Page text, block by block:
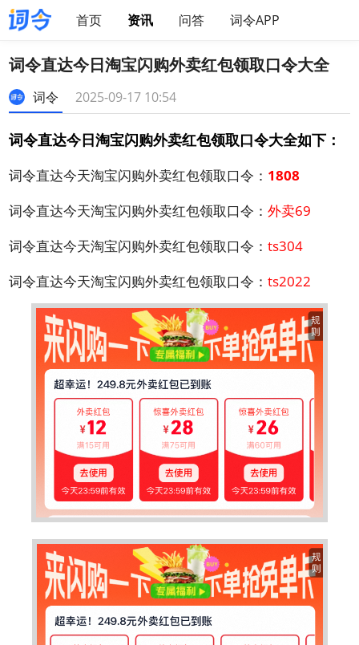
首页 资讯 问答 词令APP
词令直达今日淘宝闪购外卖红包领取口令大全
词令 2025-09-17 10:54
词令直达今日淘宝闪购外卖红包领取口令大全如下：
词令直达今天淘宝闪购外卖红包领取口令： 1808
词令直达今天淘宝闪购外卖红包领取口令：外卖69
词令直达今天淘宝闪购外卖红包领取口令：ts304
词令直达今天淘宝闪购外卖红包领取口令：ts2022